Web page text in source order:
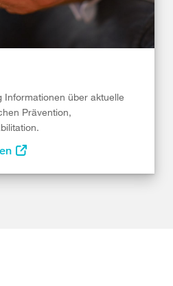
Informationen über aktuelle
Prävention,